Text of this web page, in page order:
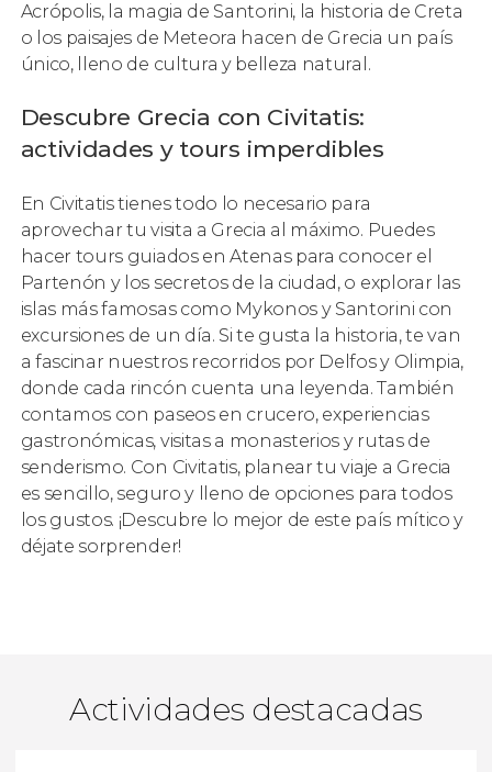
Acrópolis, la magia de Santorini, la historia de Creta
o los paisajes de Meteora hacen de Grecia un país
único, lleno de cultura y belleza natural.
Descubre Grecia con Civitatis:
actividades y tours imperdibles
En Civitatis tienes todo lo necesario para
aprovechar tu visita a Grecia al máximo. Puedes
hacer tours guiados en Atenas para conocer el
Partenón y los secretos de la ciudad, o explorar las
islas más famosas como Mykonos y Santorini con
excursiones de un día. Si te gusta la historia, te van
a fascinar nuestros recorridos por Delfos y Olimpia,
donde cada rincón cuenta una leyenda. También
contamos con paseos en crucero, experiencias
gastronómicas, visitas a monasterios y rutas de
senderismo. Con Civitatis, planear tu viaje a Grecia
es sencillo, seguro y lleno de opciones para todos
los gustos. ¡Descubre lo mejor de este país mítico y
déjate sorprender!
Actividades destacadas